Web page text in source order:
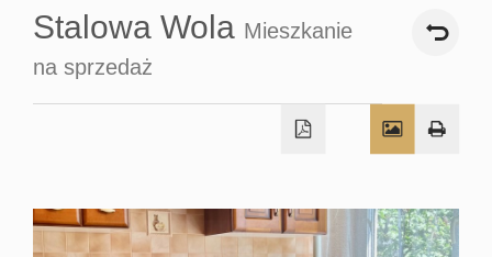
Stalowa Wola Mieszkanie
na sprzedaż